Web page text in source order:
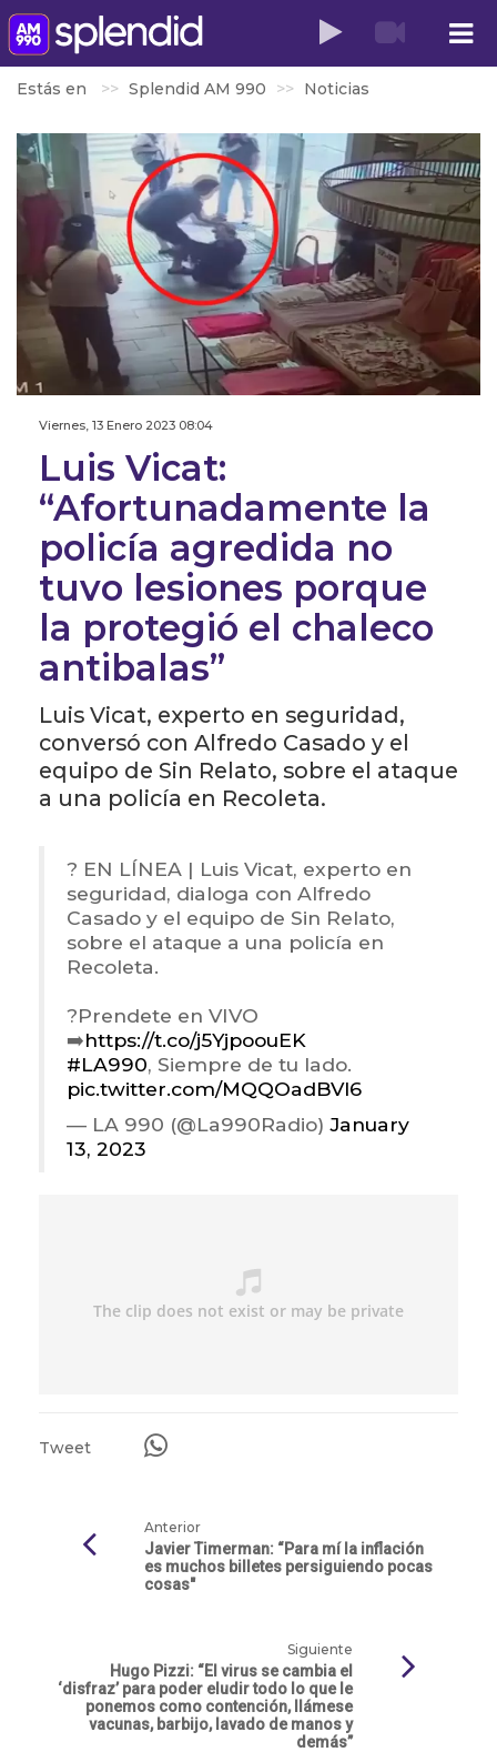
Estás en Splendid AM 990 Noticias
Viernes, 13 Enero 2023 08:04
Luis Vicat:
“Afortunadamente la
policía agredida no
tuvo lesiones porque
la protegió el chaleco
antibalas”
Luis Vicat, experto en seguridad,
conversó con Alfredo Casado y el
equipo de Sin Relato, sobre el ataque
a una policía en Recoleta.
? EN LÍNEA | Luis Vicat, experto en
seguridad, dialoga con Alfredo
Casado y el equipo de Sin Relato,
sobre el ataque a una policía en
Recoleta.
?Prendete en VIVO
➡️https://t.co/j5YjpoouEK
#LA990, Siempre de tu lado.
pic.twitter.com/MQQOadBVl6
— LA 990 (@La990Radio) January
13, 2023
Tweet
Anterior
Javier Timerman: “Para mí la inflación
es muchos billetes persiguiendo pocas
cosas"
Siguiente
Hugo Pizzi: “El virus se cambia el
‘disfraz’ para poder eludir todo lo que le
ponemos como contención, llámese
vacunas, barbijo, lavado de manos y
demás”